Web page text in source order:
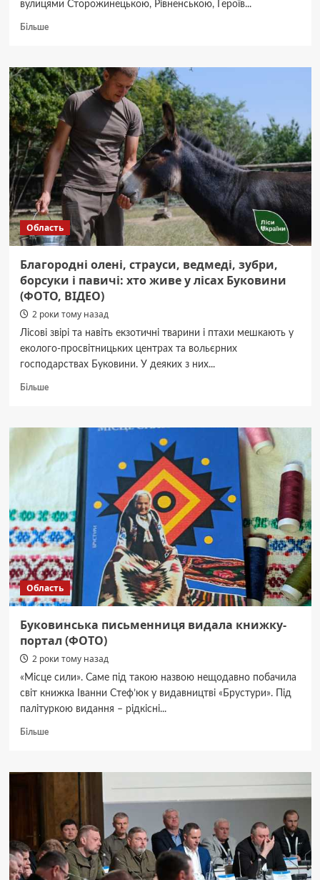
вулицями Сторожинецькою, Рівненською, Героїв...
БільшеДокладніше
мікрорайон
з’явиться
у
Чернівцях:
який
архітектурний
проєкт
переміг
(ФОТО)
Область
Благородні олені, страуси, ведмеді, зубри,
борсуки і павичі: хто живе у лісах Буковини
(ФОТО, ВІДЕО)
2 роки тому назад
Лісові звірі та навіть екзотичні тварини і птахи мешкають у
еколого-просвітницьких центрах та вольєрних
господарствах Буковини. У деяких з них...
БільшеДокладніше
олені,
страуси,
ведмеді,
зубри,
борсуки
павичі:
хто
живе
у
лісах
Буковини
(ФОТО,
ВІДЕО)
Область
Буковинська письменниця видала книжку-
портал (ФОТО)
2 роки тому назад
«Місце сили». Саме під такою назвою нещодавно побачила
світ книжка Іванни Стеф’юк у видавництві «Брустури». Під
палітуркою видання – рідкісні...
БільшеДокладніше
письменниця
(ФОТО)